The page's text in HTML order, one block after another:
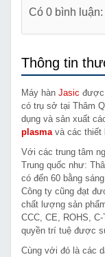
Có 0 bình luận:
Thông tin
Máy hàn Jasic được
có trụ sở tại Thâm
dụng và sản xuất
plasmavà các thiết
Với các trung tâm
Trung quốc như:
có đến 60 bằng
Công ty cũng đạt
chất lượng sản
CCC, CE, ROHS,
quyền trí tuệ được
Cùng với đó là các